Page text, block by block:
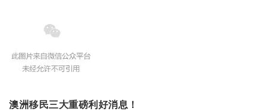
澳洲移民三大重磅利好消息！